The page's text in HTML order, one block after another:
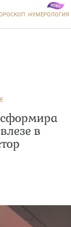
НУМЕРОЛОГИЯ
в